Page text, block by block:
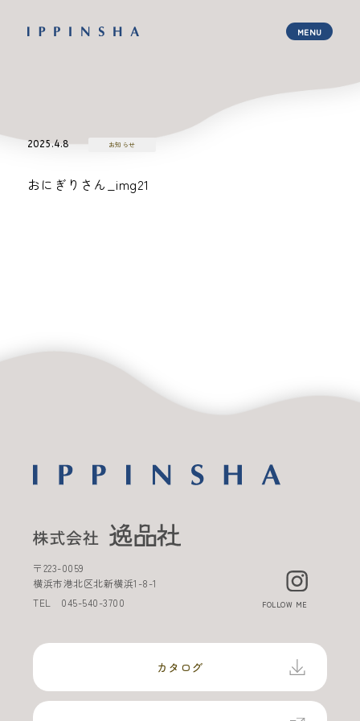
2025.4.8 お知らせ
おにぎりさん_img21
〒223-0059
横浜市港北区北新横浜1-8-1
TEL 045-540-3700 FOLLOW ME
カタログ